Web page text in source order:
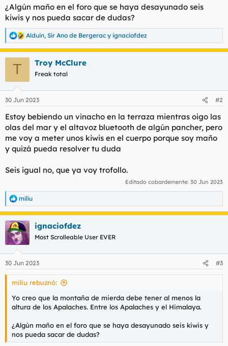
e
m
a
¿Algún maño en el foro que se haya desayunado seis
kiwis y nos pueda sacar de dudas?
R
e
a
e
:
Alduin, Sir Ano de Bergerac y ignaciofdez
T Troy McClure
Freak total
30 Jun 2023 #2
Estoy bebiendo un vinacho en la terraza mientras oigo las
olas del mar y el altavoz bluetooth de algún pancher, pero
me voy a meter unos kiwis en el cuerpo porque soy maño
y quizá pueda resolver tu duda
Seis igual no, que ya voy trofollo.
Editado cobardemente: 30 Jun 2023
R
e
a
c
c
i
e
s
miliu
ignaciofdez
Most Scrolleable User EVER
30 Jun 2023 #3
miliu rebuznó:
Yo creo que la montaña de mierda debe tener al menos la
altura de los Apalaches. Entre los Apalaches y el Himalaya.
¿Algún maño en el foro que se haya desayunado seis kiwis y
nos pueda sacar de dudas?